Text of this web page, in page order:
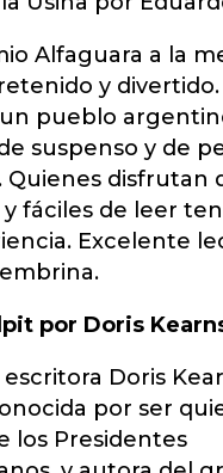
Alfaguara a la
y divertido.
pueblo
suspenso y de
Quienes disfrutan
y fáciles de leer
Excelente
por Doris
Doris
por ser
los Presidentes